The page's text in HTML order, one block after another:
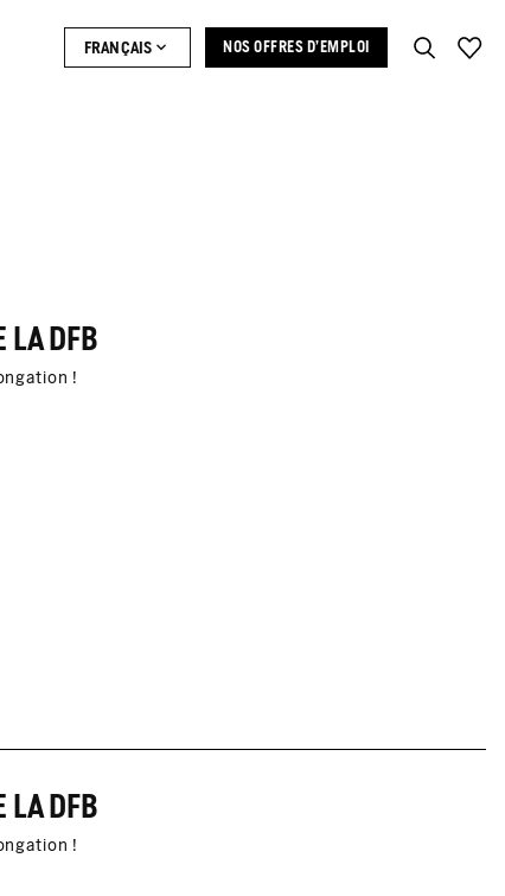
FRANÇAIS NOS OFFRES D’EMPLOI
LA DFB
!
LA DFB
!